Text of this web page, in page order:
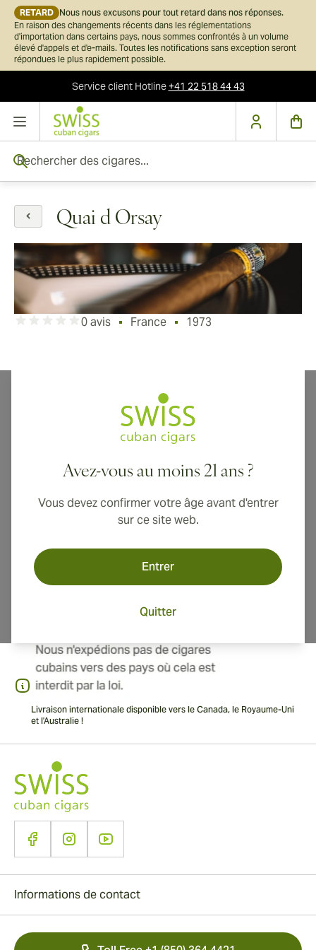
RETARD Nous nous excusons pour tout retard dans nos réponses.
En raison des changements récents dans les réglementations
d'importation dans certains pays, nous sommes confrontés à un volume
élevé d'appels et d'e-mails. Toutes les notifications sans exception seront
répondues le plus rapidement possible.
Service clientHotline+41 22 518 44 43
Skip to Content
Quai d Orsay
0 avis France 1973
Avez-vous au moins 21 ans ?
Vous devez confirmer votre âge avant d'entrer
sur ce site web.
Entrer
Quitter
The Quai D’Orsay Cuban Cigars are premium cigar
brand that is Cuba based making amazing cigars since
1973 and serving the world with top notch quality. The
with smoothness and perfect blend and the cigars are
combusting properties. Handmade cigars are only
preferred by The Quai D’Orsay Cuban Cigars as the
Livraison internationale disponible vers le Canada, le Royaume-Uni
et l'Australie !
Informations de contact